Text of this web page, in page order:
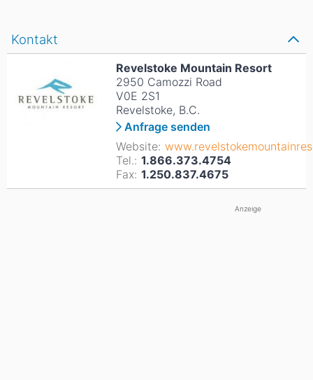
Kontakt
Revelstoke Mountain Resort
2950 Camozzi Road
V0E 2S1
Revelstoke, B.C.
Anfrage senden
Website:
Tel.: 1.866.373.4754
Fax: 1.250.837.4675
Anzeige